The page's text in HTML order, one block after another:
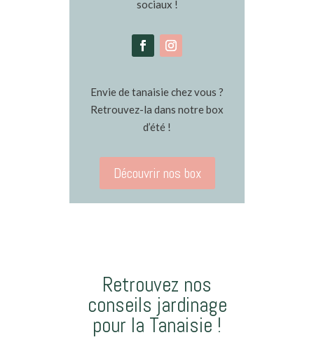
sociaux !
Envie de tanaisie chez vous ?
Retrouvez-la dans notre box
d’été !
Découvrir nos box
Retrouvez nos
conseils jardinage
pour la Tanaisie !